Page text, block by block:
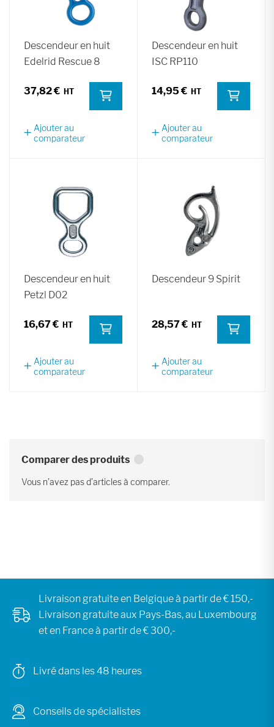
Descendeur en huit
Edelrid Rescue 8
37,82 €
Ajouter au
comparateur
Descendeur en huit
ISC RP110
14,95 €
Ajouter au
comparateur
Descendeur en huit
Petzl D02
16,67 €
Ajouter au
comparateur
Descendeur 9 Spirit
28,57 €
Ajouter au
comparateur
Comparer des produits
Vous n’avez pas d’articles à comparer.
Livraison gratuite en Belgique à partir de € 150,-
Livraison gratuite aux Pays-Bas, au Luxembourg
et en France à partir de € 300,-
Livré dans les 48 heures
Conseils de spécialistes